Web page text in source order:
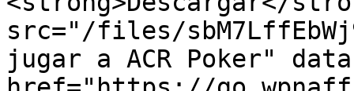
src="/files/
jugar a ACR Poker"